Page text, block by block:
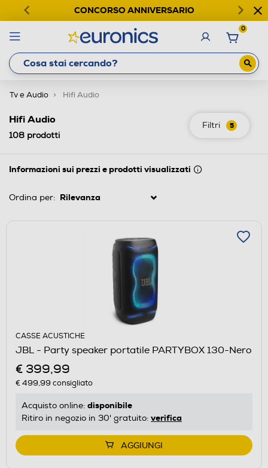
CONCORSO ANNIVERSARIO
0
Tv e Audio Hifi Audio
Filtri 5
Hifi Audio
108 prodotti
Informazioni sui prezzi e prodotti visualizzati
Ordina per:
CASSE ACUSTICHE
JBL - Party speaker portatile PARTYBOX 130-Nero
€ 399,99
€ 499,99 consigliato
Acquisto online: disponibile
Ritiro in negozio in 30' gratuito: verifica
AGGIUNGI